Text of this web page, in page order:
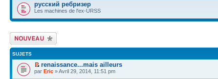
русский ребризер
Les machines de l'ex-URSS
Écrire un nouveau
sujet
SUJETS
renaissance...mais ailleurs
par Eric » Avril 29, 2014, 11:51 pm